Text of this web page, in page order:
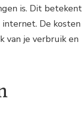
is. Dit betekent
De kosten
van je verbruik en